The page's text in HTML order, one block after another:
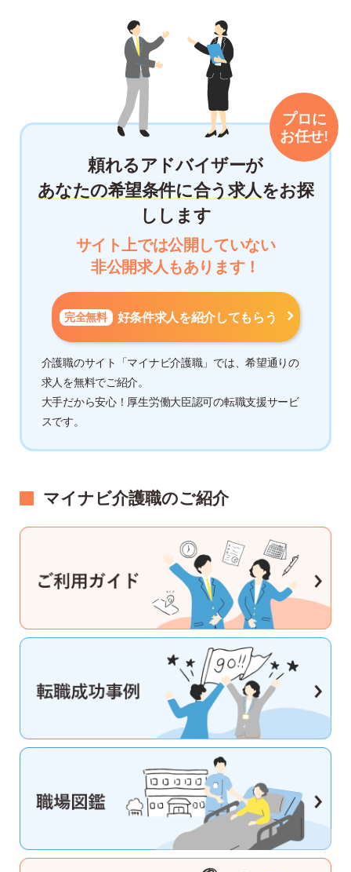
頼れるアドバイザーが
あなたの希望条件に合う求人をお探
しします
サイト上では公開していない
非公開求人もあります！
完全無料 好条件求人を紹介してもらう
介護職のサイト「マイナビ介護職」では、希望通りの
求人を無料でご紹介。
大手だから安心！厚生労働大臣認可の転職支援サービ
スです。
マイナビ介護職のご紹介